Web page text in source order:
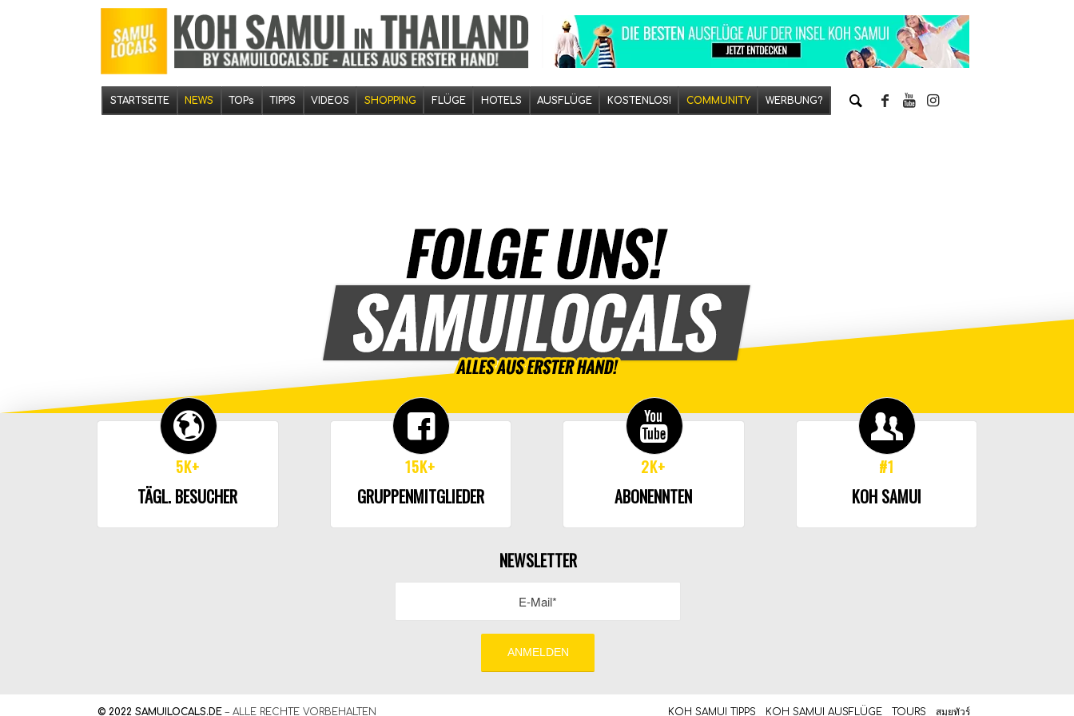
STARTSEITE NEWS TOPs TIPPS VIDEOS SHOPPING FLÜGE HOTELS AUSFLÜGE KOSTENLOS! COMMUNITY WERBUNG?
5K+
TÄGL. BESUCHER
15K+
GRUPPENMITGLIEDER
2K+
ABONENNTEN
#1
KOH SAMUI
NEWSLETTER
© 2022 SAMUILOCALS.DE – ALLE RECHTE VORBEHALTEN KOH SAMUI TIPPS KOH SAMUI AUSFLÜGE TOURS สมุยทัวร์